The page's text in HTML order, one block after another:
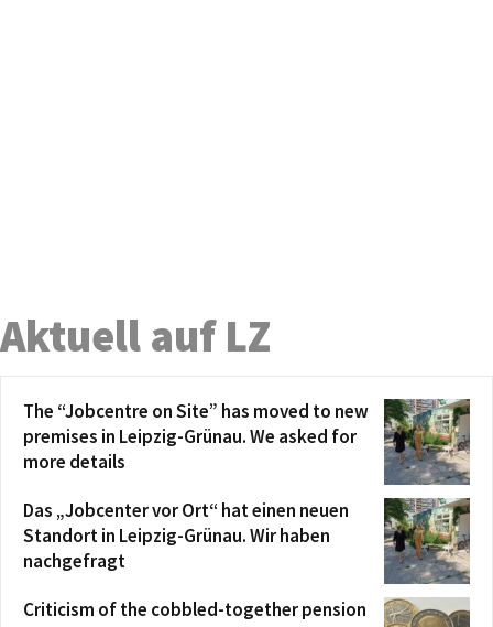
Aktuell auf LZ
The “Jobcentre on Site” has moved to new
premises in Leipzig-Grünau. We asked for
more details
Das „Jobcenter vor Ort“ hat einen neuen
Standort in Leipzig-Grünau. Wir haben
nachgefragt
Criticism of the cobbled-together pension